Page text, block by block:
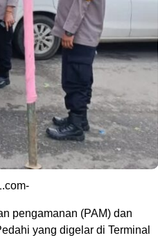
pengamanan (PAM) dan
yang digelar di Terminal